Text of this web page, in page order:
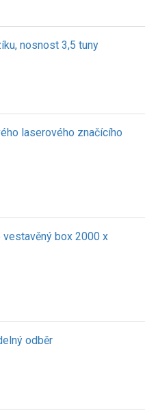
nosnost 3,5 tuny
laserového značícího
box 2000 x
odběr